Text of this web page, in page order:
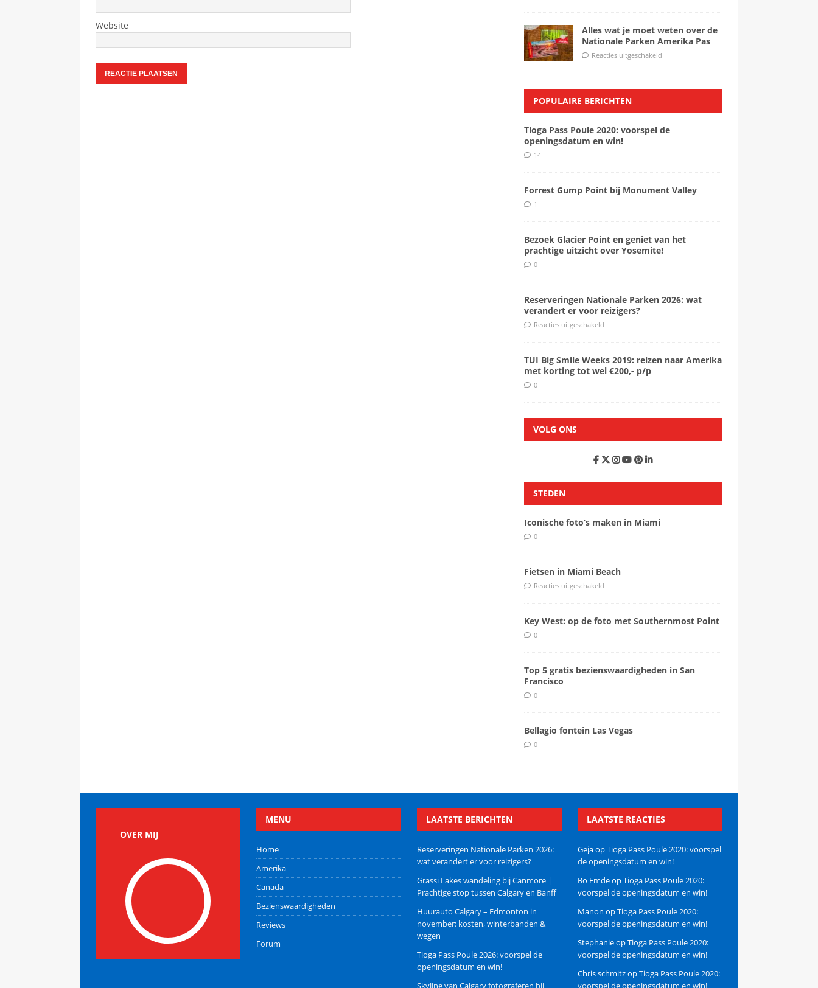
Website
Alles wat je moet weten over de
Nationale Parken Amerika Pas
Reacties uitgeschakeld
POPULAIRE BERICHTEN
Tioga Pass Poule 2020: voorspel de
openingsdatum en win!
14
Forrest Gump Point bij Monument Valley
1
Bezoek Glacier Point en geniet van het
prachtige uitzicht over Yosemite!
0
Reserveringen Nationale Parken 2026: wat
verandert er voor reizigers?
Reacties uitgeschakeld
TUI Big Smile Weeks 2019: reizen naar Amerika
met korting tot wel €200,- p/p
0
VOLG ONS
STEDEN
Iconische foto’s maken in Miami
0
Fietsen in Miami Beach
Reacties uitgeschakeld
Key West: op de foto met Southernmost Point
0
Top 5 gratis bezienswaardigheden in San
Francisco
0
Bellagio fontein Las Vegas
0
OVER MIJ
MENU
Home
Amerika
Canada
Bezienswaardigheden
Reviews
Forum
LAATSTE BERICHTEN
Reserveringen Nationale Parken 2026:
wat verandert er voor reizigers?
Grassi Lakes wandeling bij Canmore |
Prachtige stop tussen Calgary en Banff
Huurauto Calgary – Edmonton in
november: kosten, winterbanden &
wegen
Tioga Pass Poule 2026: voorspel de
openingsdatum en win!
Skyline van Calgary fotograferen bij
LAATSTE REACTIES
GejaopTioga Pass Poule 2020: voorspel
de openingsdatum en win!
Bo EmdeopTioga Pass Poule 2020:
voorspel de openingsdatum en win!
Manon opTioga Pass Poule 2020:
voorspel de openingsdatum en win!
StephanieopTioga Pass Poule 2020:
voorspel de openingsdatum en win!
Chris schmitzopTioga Pass Poule 2020:
voorspel de openingsdatum en win!